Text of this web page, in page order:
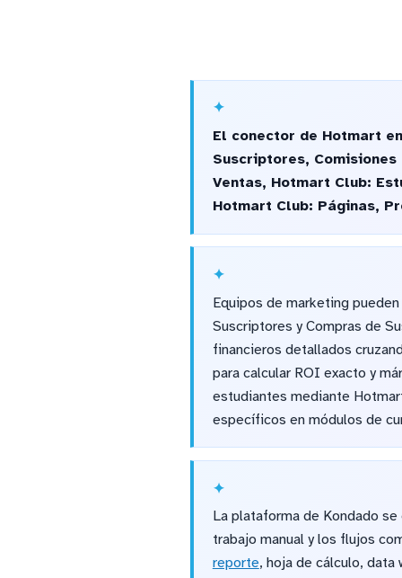
El conector de Hotmart
Suscriptores,
Ventas, Hotmart Club:
Hotmart Club: Páginas,
Equipos de marketing
Suscriptores y Compras de
financieros detallados
para calcular ROI exacto y
estudiantes mediante
específicos en módulos de
La plataforma de Kondado
trabajo manual y los flujos
reporte, hoja de cálculo, data